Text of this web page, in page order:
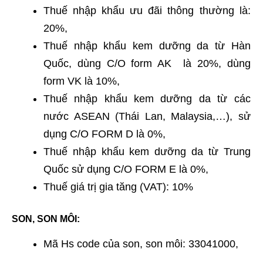
Thuế nhập khẩu ưu đãi thông thường là:
20%,
Thuế nhập khẩu kem dưỡng da từ Hàn
Quốc, dùng C/O form AK là 20%, dùng
form VK là 10%,
Thuế nhập khẩu kem dưỡng da từ các
nước ASEAN (Thái Lan, Malaysia,…), sử
dụng C/O FORM D là 0%,
Thuế nhập khẩu kem dưỡng da từ Trung
Quốc sử dụng C/O FORM E là 0%,
Thuế giá trị gia tăng (VAT): 10%
SON, SON MÔI:
Mã Hs code của son, son môi: 33041000,